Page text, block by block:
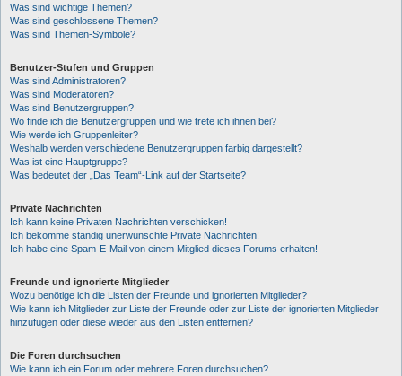
Was sind wichtige Themen?
Was sind geschlossene Themen?
Was sind Themen-Symbole?
Benutzer-Stufen und Gruppen
Was sind Administratoren?
Was sind Moderatoren?
Was sind Benutzergruppen?
Wo finde ich die Benutzergruppen und wie trete ich ihnen bei?
Wie werde ich Gruppenleiter?
Weshalb werden verschiedene Benutzergruppen farbig dargestellt?
Was ist eine Hauptgruppe?
Was bedeutet der „Das Team“-Link auf der Startseite?
Private Nachrichten
Ich kann keine Privaten Nachrichten verschicken!
Ich bekomme ständig unerwünschte Private Nachrichten!
Ich habe eine Spam-E-Mail von einem Mitglied dieses Forums erhalten!
Freunde und ignorierte Mitglieder
Wozu benötige ich die Listen der Freunde und ignorierten Mitglieder?
Wie kann ich Mitglieder zur Liste der Freunde oder zur Liste der ignorierten Mitglieder
hinzufügen oder diese wieder aus den Listen entfernen?
Die Foren durchsuchen
Wie kann ich ein Forum oder mehrere Foren durchsuchen?